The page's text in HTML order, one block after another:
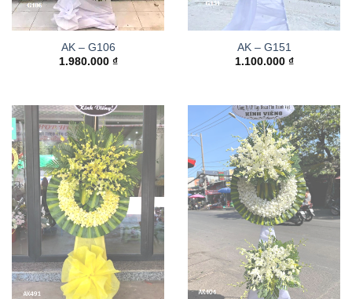
AK – G106
1.980.000 ₫
AK – G151
1.100.000 ₫